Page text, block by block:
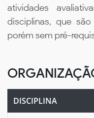
atividades
disciplinas, que são
porém sem pré-
DISCIPLINA